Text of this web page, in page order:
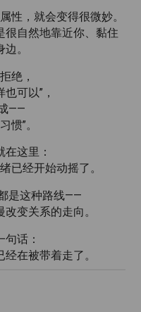
性，就会变得很微妙。
很自然地靠近你、黏住
。
绝，
可以”，
——
惯”。
这里：
已经开始动摇了。
是这种路线——
变关系的走向。
话：
在被带着走了。